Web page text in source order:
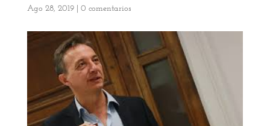
Ago 28, 2019| 0 comentarios